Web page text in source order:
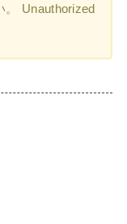
。 Unauthorized